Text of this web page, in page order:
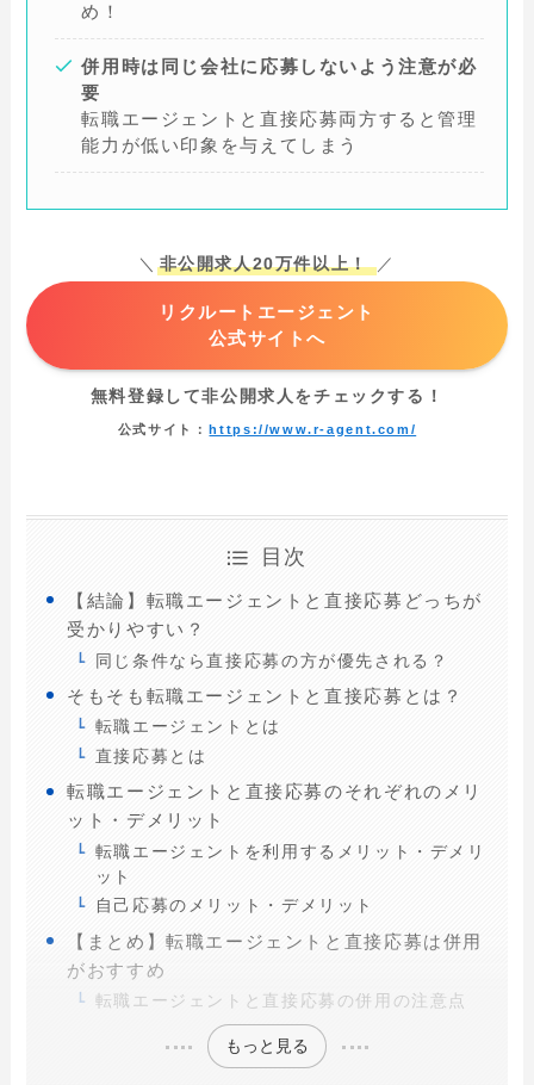
め！
併用時は同じ会社に応募しないよう注意が必
要
転職エージェントと直接応募両方すると管理
能力が低い印象を与えてしまう
＼ 非公開求人20万件以上！ ／
リクルートエージェント
公式サイトへ
無料登録して非公開求人をチェックする！
公式サイト： https://www.r-agent.com/
目次
【結論】転職エージェントと直接応募どっちが
受かりやすい？
同じ条件なら直接応募の方が優先される？
そもそも転職エージェントと直接応募とは？
転職エージェントとは
直接応募とは
転職エージェントと直接応募のそれぞれのメリ
ット・デメリット
転職エージェントを利用するメリット・デメリ
ット
自己応募のメリット・デメリット
【まとめ】転職エージェントと直接応募は併用
がおすすめ
転職エージェントと直接応募の併用の注意点
もっと見る